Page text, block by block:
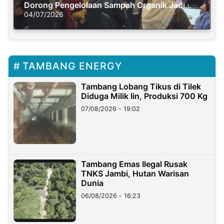
Dorong Pengelolaan Sampah Organik Jadi
Solusi Krisis Iklim
04/07/2026
TAMBANG ENERGY
Tambang Lobang Tikus di Tilek
Diduga Milik Iin, Produksi 700 Kg
07/08/2026 - 19:02
Tambang Emas Ilegal Rusak
TNKS Jambi, Hutan Warisan
Dunia
06/08/2026 - 16:23